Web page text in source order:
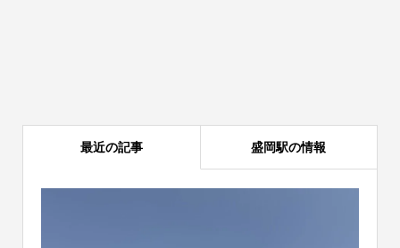
最近の記事 盛岡駅の情報